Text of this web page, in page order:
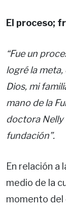
El proceso;
“Fue un
logré la meta,
Dios, mi
mano de la
doctora Nelly
fundación”.
En relación a
medio de la
momento del